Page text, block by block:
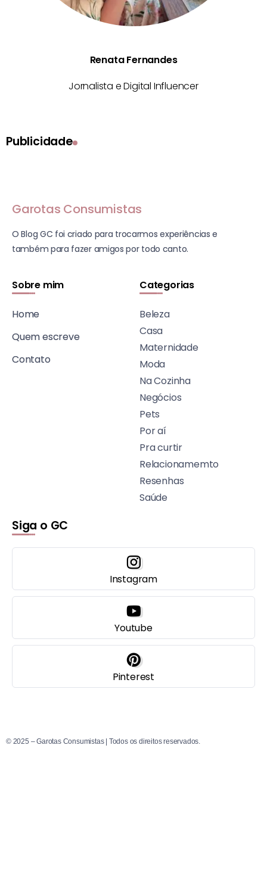
Renata Fernandes
Jornalista e Digital Influencer
Publicidade
Garotas Consumistas
O Blog GC foi criado para trocarmos experiências e
também para fazer amigos por todo canto.
Sobre mim
Home
Quem escreve
Contato
Categorias
Beleza
Casa
Maternidade
Moda
Na Cozinha
Negócios
Pets
Por aí
Pra curtir
Relacionamemto
Resenhas
Saúde
Siga o GC
Instagram
Youtube
Pinterest
© 2025 – Garotas Consumistas | Todos os direitos reservados.